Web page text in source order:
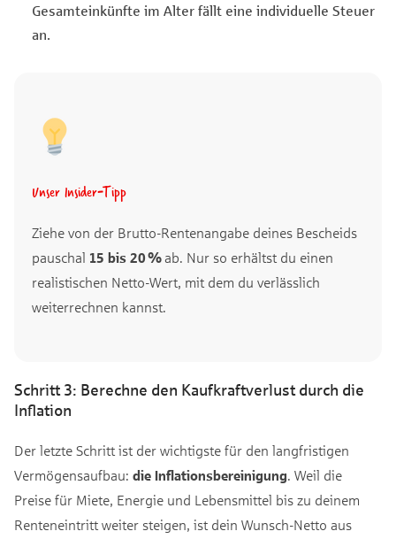
Gesamteinkünfte im Alter fällt eine individuelle Steuer
an.
Unser Insider-Tipp
Ziehe von der Brutto-Rentenangabe deines Bescheids
pauschal 15 bis 20 %ab. Nur so erhältst du einen
realistischen Netto-Wert, mit dem du verlässlich
weiterrechnen kannst.
Schritt 3: Berechne den Kaufkraftverlust durch die
Inflation
Der letzte Schritt ist der wichtigste für den langfristigen
Vermögensaufbau: die Inflationsbereinigung . Weil die
Preise für Miete, Energie und Lebensmittel bis zu deinem
Renteneintritt weiter steigen, ist dein Wunsch-Netto aus